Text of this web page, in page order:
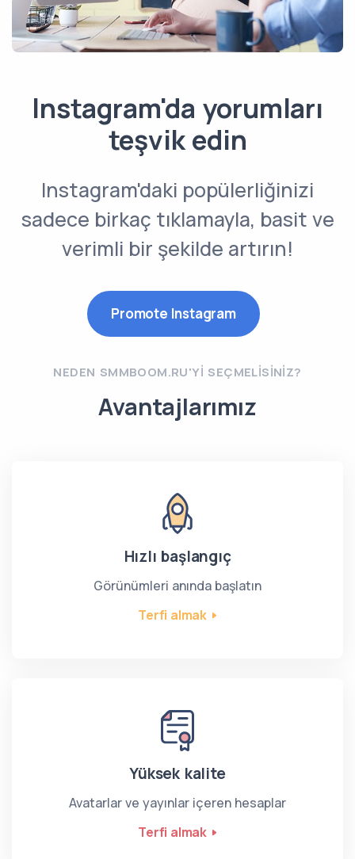
Instagram'da yorumları
teşvik edin
Instagram'daki popülerliğinizi
sadece birkaç tıklamayla, basit ve
verimli bir şekilde artırın!
Promote Instagram
NEDEN SMMBOOM.RU'YI SEÇMELISINIZ?
Avantajlarımız
Hızlı başlangıç
Görünümleri anında başlatın
Terfi almak
Yüksek kalite
Avatarlar ve yayınlar içeren hesaplar
Terfi almak